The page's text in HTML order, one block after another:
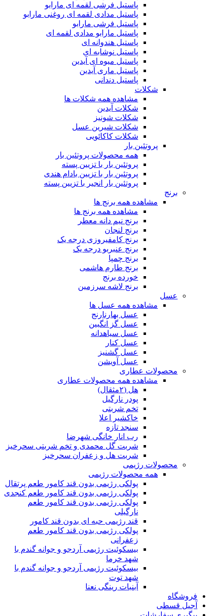
پاستیل فرشی لقمه ای مارابو
پاستیل مدادی لقمه ای روغنی مارابو
پاستیل فرشی مارابو
پاستیل مارابو مدادی لقمه ای
پاستیل هندوانه ای
پاستیل نوشابه ای
پاستیل میوه ای آیدین
پاستیل ماری آیدین
پاستیل دندانی
شکلات
مشاهده همه شکلات ها
شکلات آیدین
شکلات شونیز
شکلات شیرین عسل
شکلات کاکائویی
پروتئین بار
همه محصولات پروتئین بار
پروتئین بار با تزیین پسته
پروتئین بار با تزیین بادام هندی
پروتئین بار انجیر با تزیین پسته
برنج
مشاهده همه برنج ها
مشاهده همه برنج ها
برنج نیم دانه معطر
برنج لنجان
برنج کامفیروزی درجه یک
برنج عنبربو درجه یک
برنج چمپا
برنج طارم هاشمی
خورده برنج
برنج لاشه سرزمین
عسل
مشاهده همه عسل ها
عسل بهارنارنج
عسل گز انگبین
عسل سیاهدانه
عسل کنار
عسل گشنیز
عسل آویشن
محصولات عطاری
مشاهده همه محصولات عطاری
هل (۲مثقال)
پودر نارگیل
تخم شربتی
خاکشیر اعلا
سنجد تازه
رب انار خانگی شهرضا
شربت گل محمدی و تخم شربتی سحرخیز
شربت هل و زعفران سحرخیز
محصولات رژیمی
همه محصولات رژیمی
پولکی رژیمی بدون قند کامور طعم پرتقال
پولکی رژیمی بدون قند کامور طعم کنجدی
پولکی رژیمی بدون قند کامور طعم
نارگیلی
قند رژیمی حبه ای بدون قند کامور
پولکی رژیمی بدون قند کامور طعم
زعفرانی
بيسکوئيت رژیمی آردجو و جوانه گندم با
شهد خرما
بيسکوئيت رژیمی آردجو و جوانه گندم با
شهد توت
آبنبات رینگی نعنا
فروشگاه
آجیل قسطی